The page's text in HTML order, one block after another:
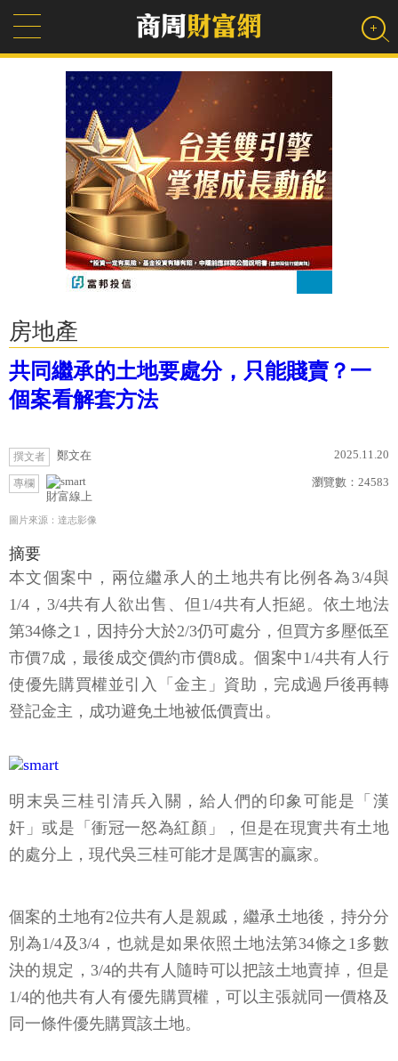
房地產
共同繼承的土地要處分，只能賤賣？一
個案看解套方法
撰文者 鄭文在 2025.11.20
專欄
財富線上
瀏覽數： 24583
圖片來源：達志影像
摘要
本文個案中，兩位繼承人的土地共有比例各為3/4與
1/4，3/4共有人欲出售、但1/4共有人拒絕。依土地法
第34條之1，因持分大於2/3仍可處分，但買方多壓低至
市價7成，最後成交價約市價8成。個案中1/4共有人行
使優先購買權並引入「金主」資助，完成過戶後再轉
登記金主，成功避免土地被低價賣出。
明末吳三桂引清兵入關，給人們的印象可能是「漢
奸」或是「衝冠一怒為紅顏」，但是在現實共有土地
的處分上，現代吳三桂可能才是厲害的贏家。
個案的土地有2位共有人是親戚，繼承土地後，持分分
別為1/4及3/4，也就是如果依照土地法第34條之1多數
決的規定，3/4的共有人隨時可以把該土地賣掉，但是
1/4的他共有人有優先購買權，可以主張就同一價格及
同一條件優先購買該土地。